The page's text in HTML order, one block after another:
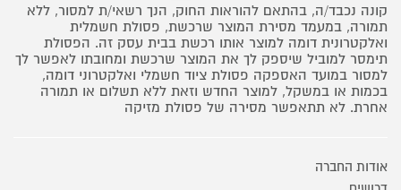
קונה נכבד/ה, בהתאם להוראות החוק, הנך רשאי/ת למסור, ללא
תמורה, במעמד מסירת המוצר שרכשת, פסולת חשמלית
ואלקטרונית דומה למוצר אותו רכשת בבית עסק זה. הפסולת
תימסר למוביל שיספק לך את המוצר שרכשת ומחובתו לאפשר לך
למסור במועד האספקה פסולת ציוד חשמלי ואלקטרוני דומה,
בכמות או במשקל, למוצר החדש וזאת ללא תשלום או תמורה
אחרת. לא תתאפשר מסירה של פסולת מזיקה
אודות החברה